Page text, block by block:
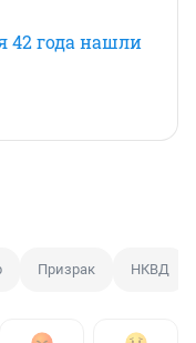
42 года нашли
Призрак НКВД